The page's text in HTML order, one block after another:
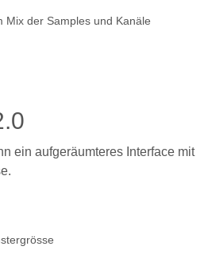
Mix der Samples und Kanäle
ein aufgeräumteres Interface mit